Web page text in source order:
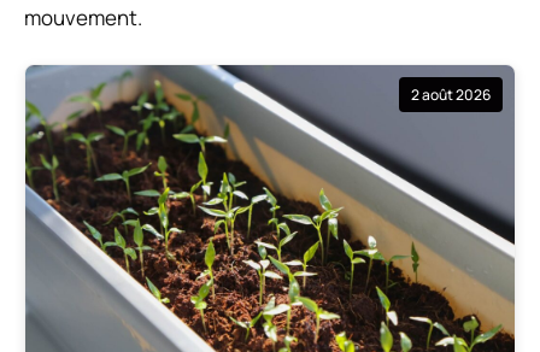
mouvement.
2 août 2026